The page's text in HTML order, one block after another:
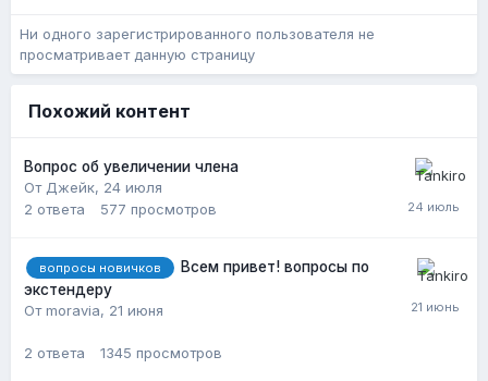
Ни одного зарегистрированного пользователя не
просматривает данную страницу
Похожий контент
Вопрос об увеличении члена
От Джейк, 24 июля
2 ответа 577 просмотров
вопросы новичков
Всем привет! вопросы по
экстендеру
От moravia, 21 июня
2 ответа 1345 просмотров